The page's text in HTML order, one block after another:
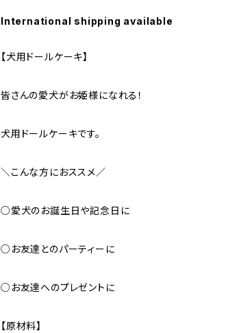
International shipping available
【犬用ドールケーキ】
皆さんの愛犬がお姫様になれる！
犬用ドールケーキです。
＼こんな方におススメ／
○愛犬のお誕生日や記念日に
○お友達とのパーティーに
○お友達へのプレゼントに
【原材料】